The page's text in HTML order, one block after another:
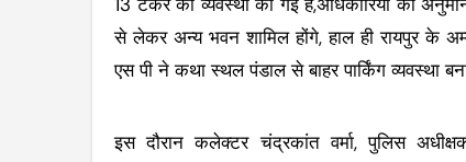
13 टैंकर की व्यवस्था की गई है,अधिकारियों का
से लेकर अन्य भवन शामिल होंगे, हाल ही रायपुर के
एस पी ने कथा स्थल पंडाल से बाहर पार्किंग व्यवस्था
इस दौरान कलेक्टर चंद्रकांत वर्मा, पुलिस